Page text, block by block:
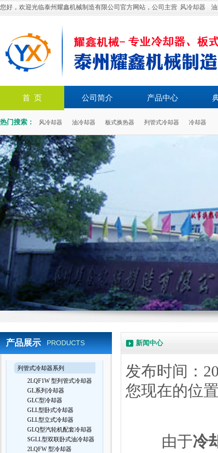
您好，欢迎光临泰州耀鑫机械制造有限公司官方网站，公司主营 风冷却器
首 页 公司简介 产品中心
热门搜索： 风冷却器 油冷却器 板式换热器 列管式冷却器 冷却器
产品展示 PRODUCTS
列管式冷却器系列
2LQF1W 型列管式冷却器
GL系列冷却器
GLC型冷却器
GLL型卧式冷却器
GLL型立式冷却器
GLQ型汽轮机配套冷却器
SGLL型双联卧式油冷却器
2LQFW 型冷却器
新闻中心
发布时间：
您现在的位
由于冷